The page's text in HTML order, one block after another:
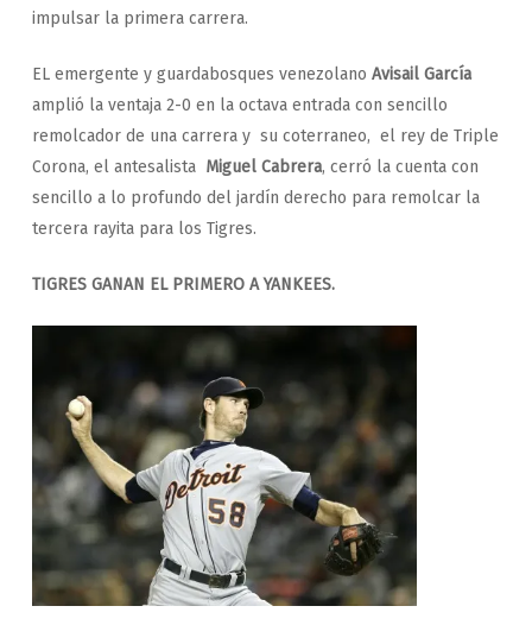
impulsar la primera carrera.
EL emergente y guardabosques venezolano Avisail García
amplió la ventaja 2-0 en la octava entrada con sencillo
remolcador de una carrera y su coterraneo, el rey de Triple
Corona, el antesalista Miguel Cabrera, cerró la cuenta con
sencillo a lo profundo del jardín derecho para remolcar la
tercera rayita para los Tigres.
TIGRES GANAN EL PRIMERO A YANKEES.